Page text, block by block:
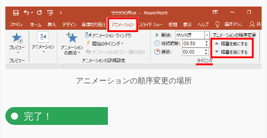
アニメーションの順序変更の場所
完了！